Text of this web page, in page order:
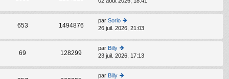
e
e
s
s
a
e
er
e
s
a
e
er
le
er
er
e
s
o
s
ult
er
le
er
er
653 1494876
par Sorio
o
er
le
d
26 juil. 2026, 21:03
69 128299
par Billy
o
s
23 juil. 2026, 17:13
par Billy